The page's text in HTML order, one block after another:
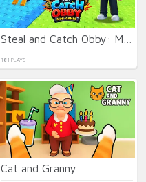
181 PLAYS
Cat and Granny